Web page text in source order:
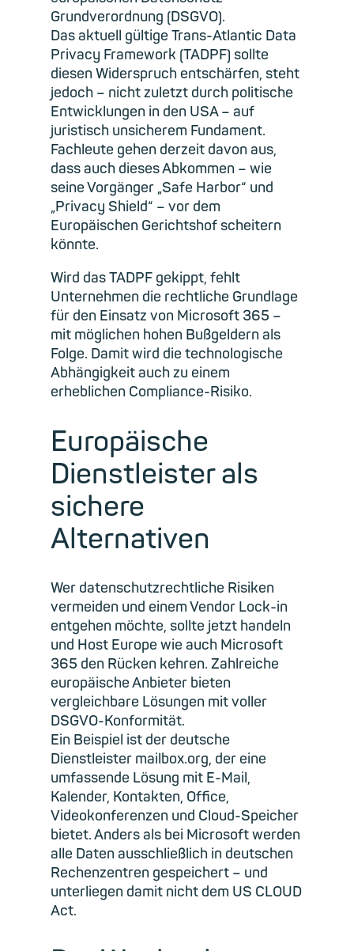
Grundverordnung (DSGVO).
Das aktuell gültige Trans-Atlantic Data
Privacy Framework (TADPF) sollte
diesen Widerspruch entschärfen, steht
jedoch – nicht zuletzt durch politische
Entwicklungen in den USA – auf
juristisch unsicherem Fundament.
Fachleute gehen derzeit davon aus,
dass auch dieses Abkommen – wie
seine Vorgänger „Safe Harbor“ und
„Privacy Shield“ – vor dem
Europäischen Gerichtshof scheitern
könnte.
Wird das TADPF gekippt, fehlt
Unternehmen die rechtliche Grundlage
für den Einsatz von Microsoft 365 –
mit möglichen hohen Bußgeldern als
Folge. Damit wird die technologische
Abhängigkeit auch zu einem
erheblichen Compliance-Risiko.
Europäische
Dienstleister als
sichere
Alternativen
Wer datenschutzrechtliche Risiken
vermeiden und einem Vendor Lock-in
entgehen möchte, sollte jetzt handeln
und Host Europe wie auch Microsoft
365 den Rücken kehren. Zahlreiche
europäische Anbieter bieten
vergleichbare Lösungen mit voller
DSGVO-Konformität.
Ein Beispiel ist der deutsche
Dienstleister mailbox.org, der eine
umfassende Lösung mit E-Mail,
Kalender, Kontakten, Office,
Videokonferenzen und Cloud-Speicher
bietet. Anders als bei Microsoft werden
alle Daten ausschließlich in deutschen
Rechenzentren gespeichert – und
unterliegen damit nicht dem US CLOUD
Act.